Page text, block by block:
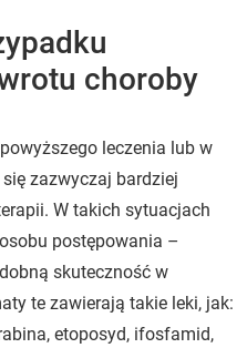
choroby
leczenia lub w
zazwyczaj bardziej
W takich sytuacjach
postępowania –
skuteczność w
te zawierają takie leki, jak:
etoposyd, ifosfamid,